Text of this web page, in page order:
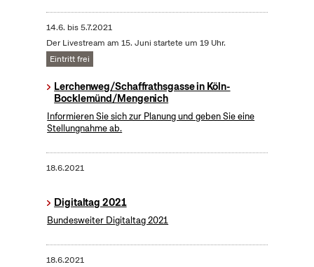
14.6. bis5.7.2021
Der Livestream am 15. Juni startete um 19 Uhr.
Eintritt frei
Lerchenweg/Schaffrathsgasse in Köln-
Bocklemünd/Mengenich
Informieren Sie sich zur Planung und geben Sie eine
Stellungnahme ab.
18.6.2021
Digitaltag 2021
Bundesweiter Digitaltag 2021
18.6.2021